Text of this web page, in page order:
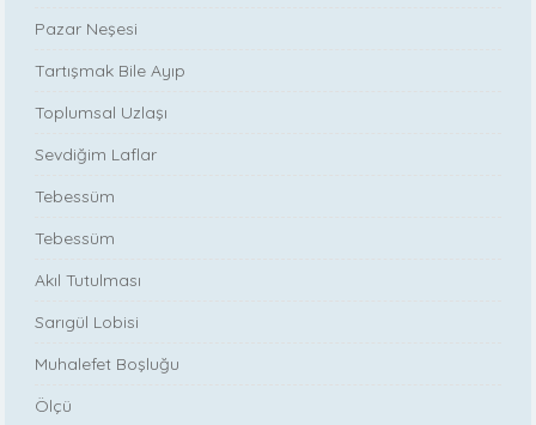
Pazar Neşesi
Tartışmak Bile Ayıp
Toplumsal Uzlaşı
Sevdiğim Laflar
Tebessüm
Tebessüm
Akıl Tutulması
Sarıgül Lobisi
Muhalefet Boşluğu
Ölçü